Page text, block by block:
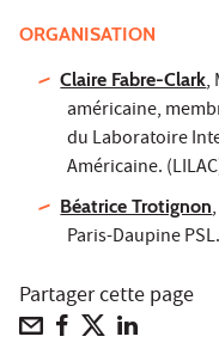
ORGANISATION
Claire Fabre-Clark,
américaine,
du Laboratoire
Américaine.
Béatrice Trotignon
Paris-Daupine PSL.
Partager cette page